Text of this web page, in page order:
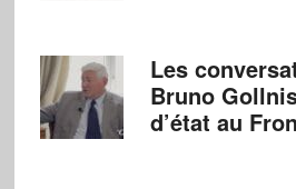
Les
Bruno
d’état au